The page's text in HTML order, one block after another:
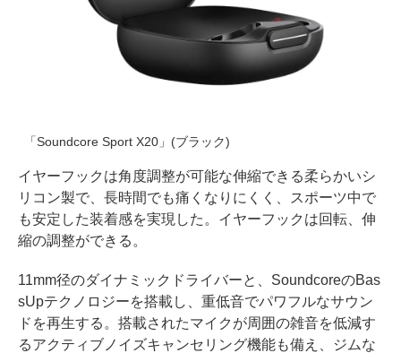
「Soundcore Sport X20」(ブラック)
イヤーフックは角度調整が可能な伸縮できる柔らかいシ
リコン製で、長時間でも痛くなりにくく、スポーツ中で
も安定した装着感を実現した。イヤーフックは回転、伸
縮の調整ができる。
11mm径のダイナミックドライバーと、SoundcoreのBas
sUpテクノロジーを搭載し、重低音でパワフルなサウン
ドを再生する。搭載されたマイクが周囲の雑音を低減す
るアクティブノイズキャンセリング機能も備え、ジムな